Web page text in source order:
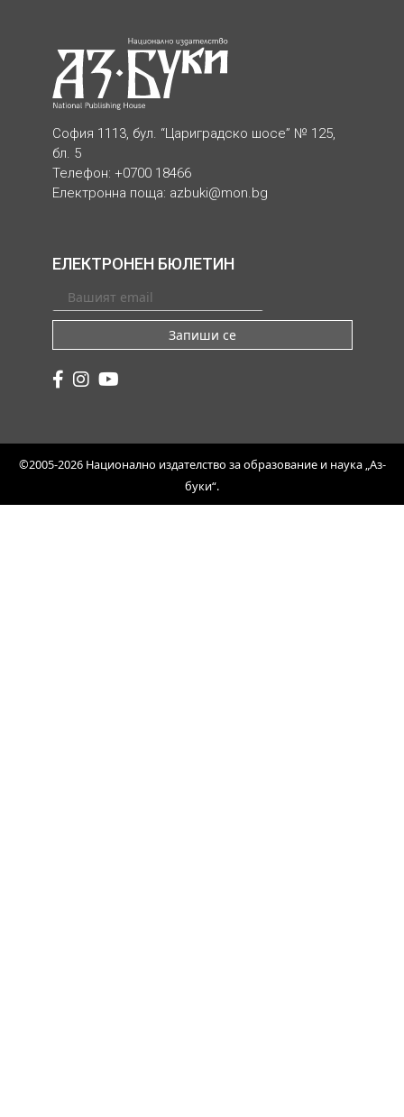
София 1113, бул. “Цариградско шосе” № 125,
бл. 5
Телефон: +0700 18466
Електронна поща: azbuki@mon.bg
ЕЛЕКТРОНЕН БЮЛЕТИН
Запиши се
©2005-2026 Национално издателство за образование и наука „Аз-
буки“.